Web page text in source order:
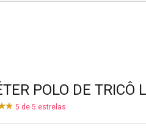
POLO DE TRICÔ
5 de 5 estrelas